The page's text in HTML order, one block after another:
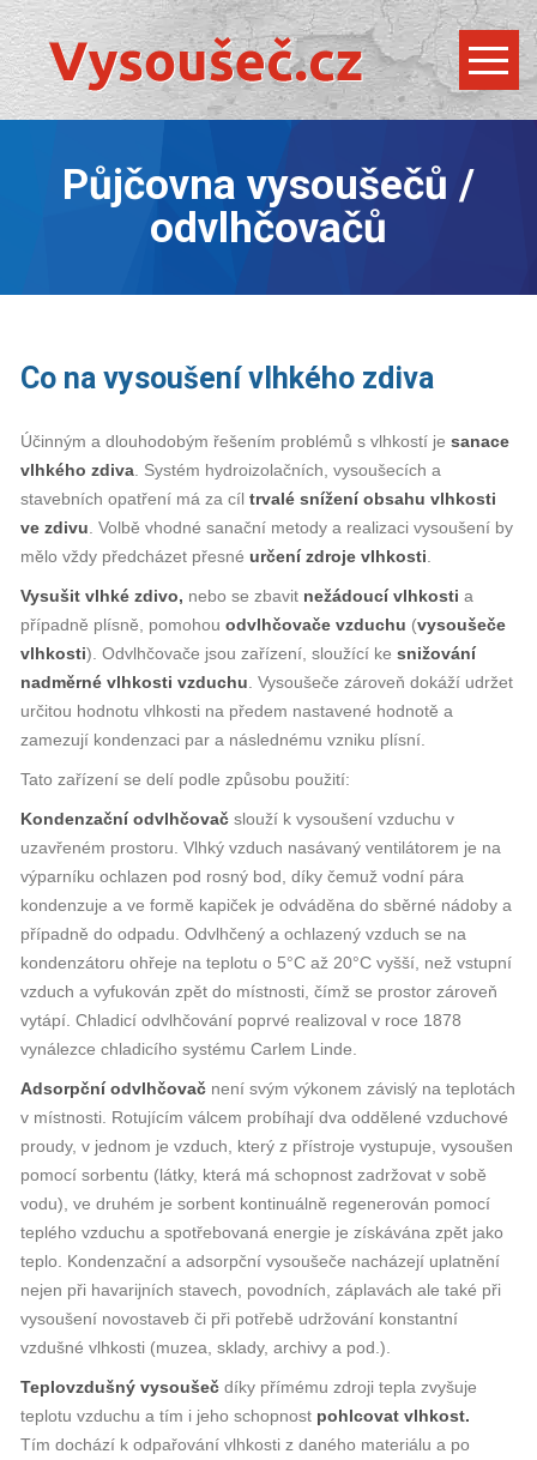
Půjčovna vysoušečů /
odvlhčovačů
Co na vysoušení vlhkého zdiva
Účinným a dlouhodobým řešením problémů s vlhkostí je sanace
vlhkého zdiva . Systém hydroizolačních, vysoušecích a
stavebních opatření má za cíl trvalé snížení obsahu vlhkosti
ve zdivu . Volbě vhodné sanační metody a realizaci vysoušení by
mělo vždy předcházet přesné určení zdroje vlhkosti
Vysušit vlhké zdivo, nebo se zbavit nežádoucí vlhkosti a
případně plísně, pomohou odvlhčovače vzduchu (vysoušeče
vlhkosti). Odvlhčovače jsou zařízení, sloužící ke snižování
nadměrné vlhkosti vzduchu . Vysoušeče zároveň dokáží udržet
určitou hodnotu vlhkosti na předem nastavené hodnotě a
zamezují kondenzaci par a následnému vzniku plísní.
Tato zařízení se delí podle způsobu použití:
Kondenzační odvlhčovač slouží k vysoušení vzduchu v
uzavřeném prostoru. Vlhký vzduch nasávaný ventilátorem je na
výparníku ochlazen pod rosný bod, díky čemuž vodní pára
kondenzuje a ve formě kapiček je odváděna do sběrné nádoby a
případně do odpadu. Odvlhčený a ochlazený vzduch se na
kondenzátoru ohřeje na teplotu o 5°C až 20°C vyšší, než vstupní
vzduch a vyfukován zpět do místnosti, čímž se prostor zároveň
vytápí. Chladicí odvlhčování poprvé realizoval v roce 1878
vynálezce chladicího systému Carlem Linde.
Adsorpční odvlhčovač není svým výkonem závislý na teplotách
v místnosti. Rotujícím válcem probíhají dva oddělené vzduchové
proudy, v jednom je vzduch, který z přístroje vystupuje, vysoušen
pomocí sorbentu (látky, která má schopnost zadržovat v sobě
vodu), ve druhém je sorbent kontinuálně regenerován pomocí
teplého vzduchu a spotřebovaná energie je získávána zpět jako
teplo. Kondenzační a adsorpční vysoušeče nacházejí uplatnění
nejen při havarijních stavech, povodních, záplavách ale také při
vysoušení novostaveb či při potřebě udržování konstantní
vzdušné vlhkosti (muzea, sklady, archivy a pod.).
Teplovzdušný vysoušeč díky přímému zdroji tepla zvyšuje
teplotu vzduchu a tím i jeho schopnost pohlcovat vlhkost.
Tím dochází k odpařování vlhkosti z daného materiálu a po